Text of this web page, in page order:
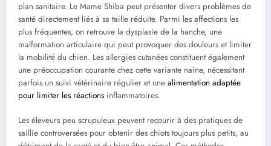
plan sanitaire. Le Mame Shiba peut présenter divers problèmes de
santé directement liés à sa taille réduite. Parmi les affections les
plus fréquentes, on retrouve la dysplasie de la hanche, une
malformation articulaire qui peut provoquer des douleurs et limiter
la mobilité du chien. Les allergies cutanées constituent également
une préoccupation courante chez cette variante naine, nécessitant
parfois un suivi vétérinaire régulier et une alimentation adaptée
pour limiter les réactions inflammatoires.
Les éleveurs peu scrupuleux peuvent recourir à des pratiques de
saillie controversées pour obtenir des chiots toujours plus petits, au